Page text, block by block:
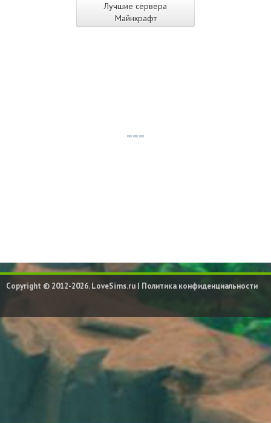
Лучшие сервера
Майнкрафт
Copyright © 2012-2026. LoveSims.ru | Политика конфиденциальности